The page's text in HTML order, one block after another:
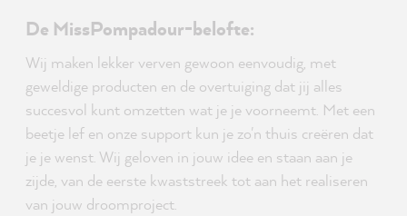
De MissPompadour-belofte:
Wij maken lekker verven gewoon eenvoudig, met
geweldige producten en de overtuiging dat jij alles
succesvol kunt omzetten wat je je voorneemt. Met een
beetje lef en onze support kun je zo'n thuis creëren dat
je je wenst. Wij geloven in jouw idee en staan aan je
zijde, van de eerste kwaststreek tot aan het realiseren
van jouw droomproject.